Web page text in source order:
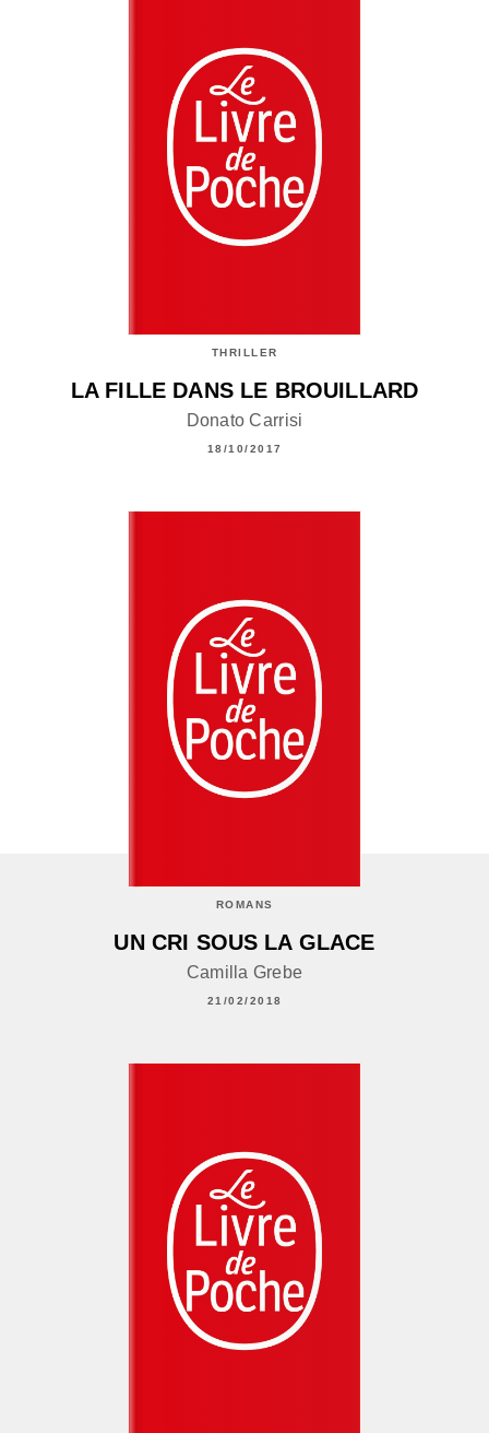
THRILLER
LA FILLE DANS LE BROUILLARD
Donato Carrisi
18/10/2017
ROMANS
UN CRI SOUS LA GLACE
Camilla Grebe
21/02/2018